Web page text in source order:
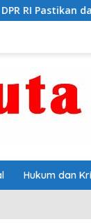
Penambang
Hukum dan